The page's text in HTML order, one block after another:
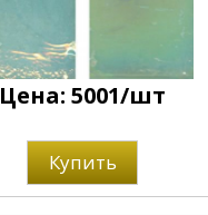
Цена: 5001/шт
Купить